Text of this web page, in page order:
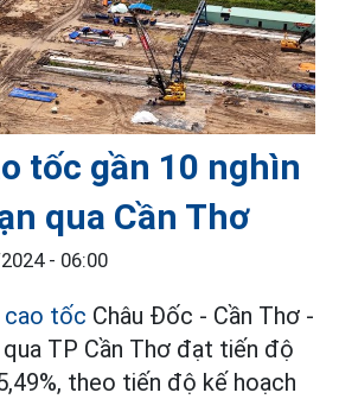
tốc gần 10 nghìn
qua Cần Thơ
- 06:00
cao tốc Châu Đốc - Cần Thơ -
TP Cần Thơ đạt tiến độ
theo tiến độ kế hoạch